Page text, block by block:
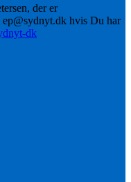
der er
ep@sydnyt.dk hvis Du har
dk